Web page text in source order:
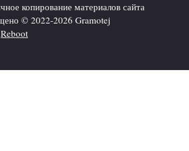
копирование материалов сайта
© 2022-2026 Gramotej
Reboot